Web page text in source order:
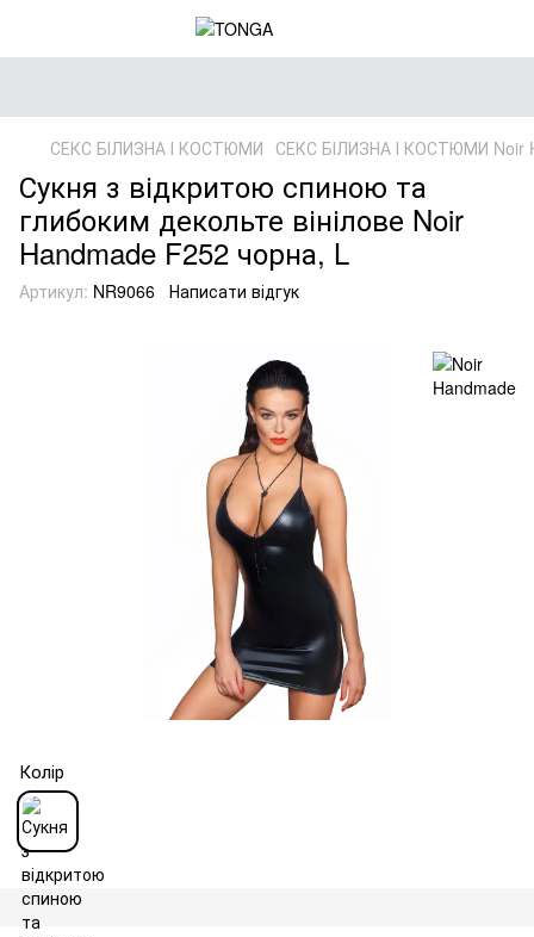
СЕКС БІЛИЗНА І КОСТЮМИ СЕКС БІЛИЗНА І КОСТЮМИ Noir
Сукня з відкритою спиною та
глибоким декольте вінілове Noir
Handmade F252 чорна, L
Артикул: NR9066 Написати відгук
Колір